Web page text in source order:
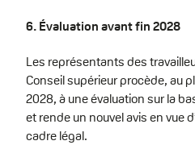
6. Évaluation avant fin 2028
Les représentants des
Conseil supérieur procède, au
2028, à une évaluation sur la
et rende un nouvel avis en vue
cadre légal.